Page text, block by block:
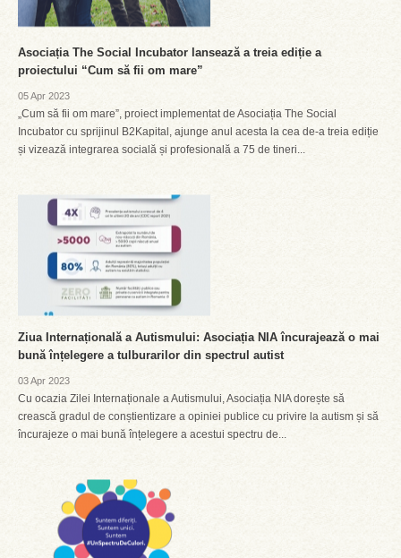
Asociația The Social Incubator lansează a treia ediție a
proiectului “Cum să fii om mare”
05 Apr 2023
„Cum să fii om mare”, proiect implementat de Asociația The Social
Incubator cu sprijinul B2Kapital, ajunge anul acesta la cea de-a treia ediție
și vizează integrarea socială și profesională a 75 de tineri...
Ziua Internațională a Autismului: Asociația NIA încurajează o mai
bună înțelegere a tulburarilor din spectrul autist
03 Apr 2023
Cu ocazia Zilei Internaționale a Autismului, Asociația NIA dorește să
crească gradul de conștientizare a opiniei publice cu privire la autism și să
încurajeze o mai bună înțelegere a acestui spectru de...